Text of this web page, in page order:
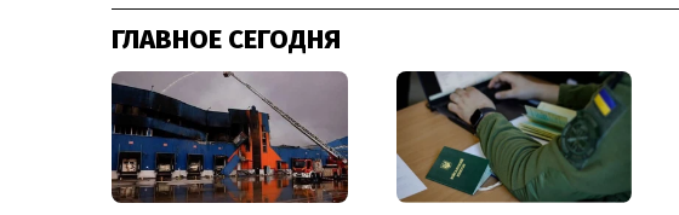
ГЛАВНОЕ СЕГОДНЯ